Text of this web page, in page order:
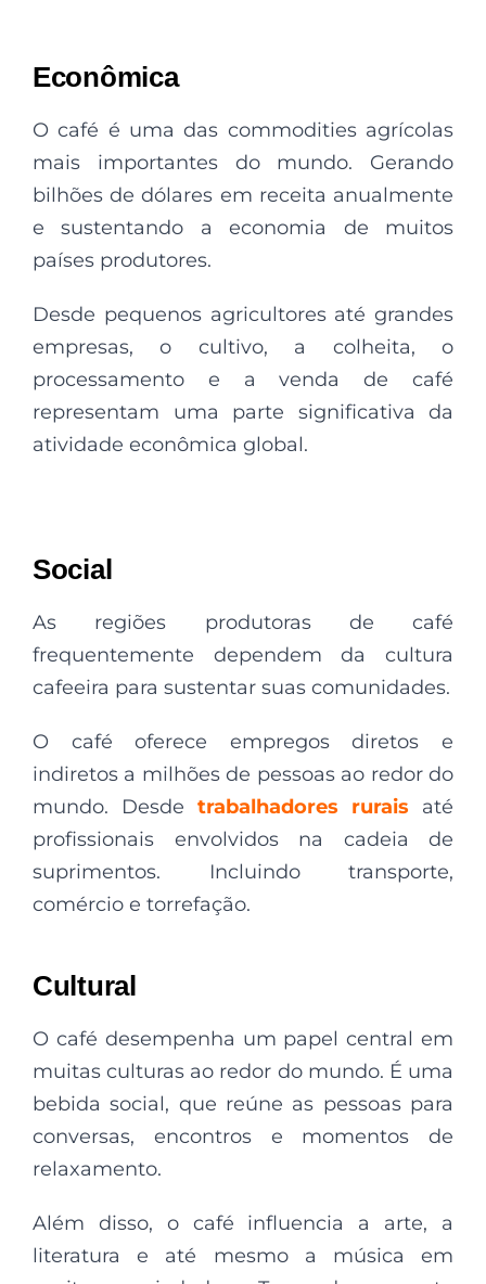
Econômica
O café é uma das commodities agrícolas
mais importantes do mundo. Gerando
bilhões de dólares em receita anualmente
e sustentando a economia de muitos
países produtores.
Desde pequenos agricultores até grandes
empresas, o cultivo, a colheita, o
processamento e a venda de café
representam uma parte significativa da
atividade econômica global.
Social
As regiões produtoras de café
frequentemente dependem da cultura
cafeeira para sustentar suas comunidades.
O café oferece empregos diretos e
indiretos a milhões de pessoas ao redor do
mundo. Desde trabalhadores rurais até
profissionais envolvidos na cadeia de
suprimentos. Incluindo transporte,
comércio e torrefação.
Cultural
O café desempenha um papel central em
muitas culturas ao redor do mundo. É uma
bebida social, que reúne as pessoas para
conversas, encontros e momentos de
relaxamento.
Além disso, o café influencia a arte, a
literatura e até mesmo a música em